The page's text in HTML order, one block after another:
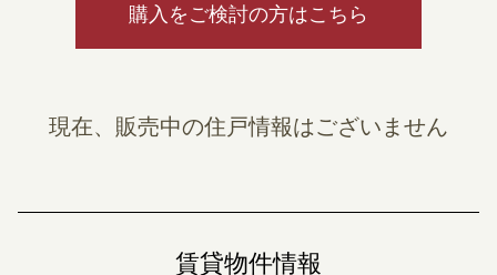
購入をご検討の方はこちら
現在、販売中の住戸情報はございません
賃貸物件情報